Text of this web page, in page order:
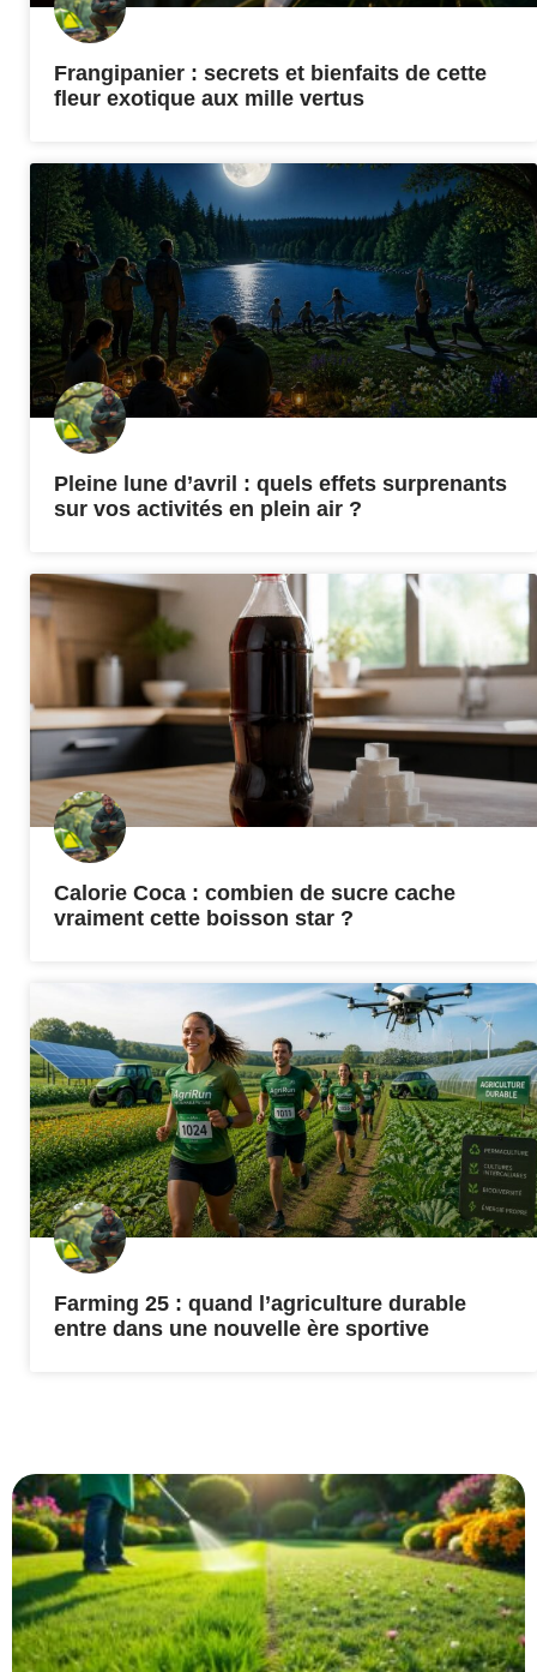
Frangipanier : secrets et bienfaits de cette
fleur exotique aux mille vertus
Pleine lune d’avril : quels effets surprenants
sur vos activités en plein air ?
Calorie Coca : combien de sucre cache
vraiment cette boisson star ?
Farming 25 : quand l’agriculture durable
entre dans une nouvelle ère sportive